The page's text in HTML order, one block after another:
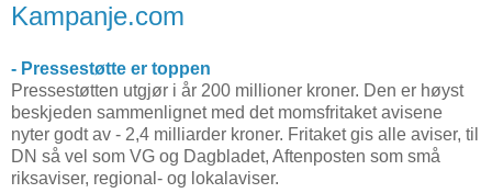
Kampanje.com
- Pressestøtte er toppen
Pressestøtten utgjør i år 200 millioner kroner. Den er høyst
beskjeden sammenlignet med det momsfritaket avisene
nyter godt av - 2,4 milliarder kroner. Fritaket gis alle aviser, til
DN så vel som VG og Dagbladet, Aftenposten som små
riksaviser, regional- og lokalaviser.